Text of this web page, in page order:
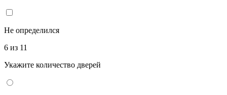
Не определился
6 из 11
Укажите количество дверей